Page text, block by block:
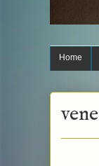
Home